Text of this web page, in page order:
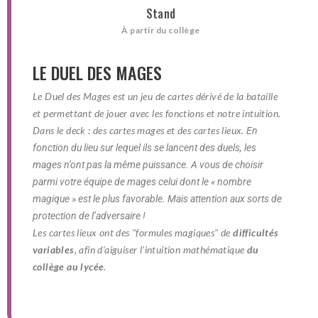
Stand
À partir du collège
LE DUEL DES MAGES
Le Duel des Mages est un jeu de cartes dérivé de la bataille
et permettant de jouer avec les fonctions et notre intuition.
Dans le deck : des cartes mages et des cartes lieux.En
fonction du lieu sur lequel ils se lancent des duels, les
mages n’ont pas la même puissance. A vous de choisir
parmi votre équipe de mages celui dont le « nombre
magique » est le plus favorable. Mais attention aux sorts de
protection de l’adversaire !
Les cartes lieux ont des "formules magiques" dedifficultés
variables, afin d’aiguiser l’intuition mathématique du
collège au lycée.